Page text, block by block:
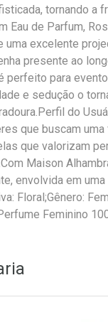
tornando a
Eau de Parfum,
uma excelente
presente ao
perfeito para
e sedução o
do
que buscam
que valorizam
Maison
envolvida em
Floral;Gênero:
Feminino
AOS